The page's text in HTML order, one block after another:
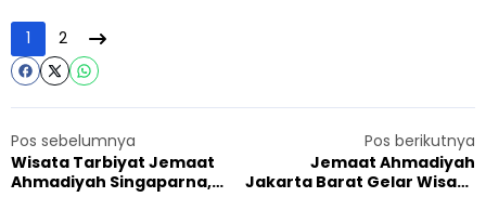
1 2
Pos sebelumnya
Wisata Tarbiyat Jemaat
Ahmadiyah Singaparna,
Pos berikutnya
Jemaat Ahmadiyah
Jakarta Barat Gelar Wisata